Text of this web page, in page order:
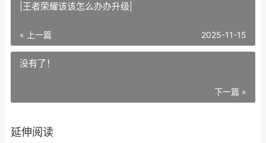
|王者荣耀该该怎么办办升级|
« 上一篇 2025-11-15
没有了！
下一篇 »
延伸阅读